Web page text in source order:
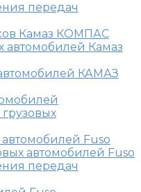
передач
Камаз КОМПАС
автомобилей Камаз
КАМАЗ
Fuso
автомобилей Fuso
передач